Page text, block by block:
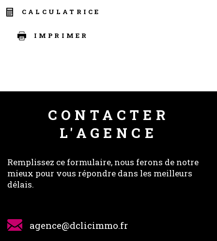
CALCULATRICE
IMPRIMER
CONTACTER
L'AGENCE
Remplissez ce formulaire, nous ferons de notre
mieux pour vous répondre dans les meilleurs
délais.
agence@dclicimmo.fr